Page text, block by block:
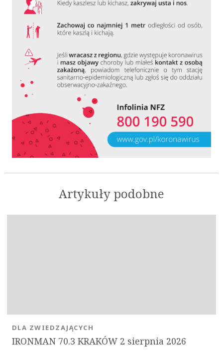
Artykuły podobne
IRONMAN 70.3 KRAKÓW 2 sierpnia 2026
DLA ZWIEDZAJĄCYCH